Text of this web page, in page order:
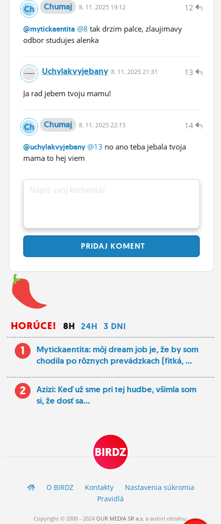
12
Chumaj 8. 11. 2025 19:12
@mytickaentita @8 tak drzim palce, zlaujimavy
odbor studujes alenka
13
Uchylakvyjebany 8. 11. 2025 21:31
Ja rad jebem tvoju mamu!
14
Chumaj 8. 11. 2025 22:15
@uchylakvyjebany @13 no ano teba jebala tvoja
mama to hej viem
Napíš svoj komentár
PRIDAJ KOMENT
HORÚCE! 8H 24H 3 DNI
1
Mytickaentita: môj dream job je, že by som
chodila po rôznych prevádzkach (fitká, ...
2
Azizi: Keď už sme pri tej hudbe, všimla som
si, že dosť sa...
BIRDZ
O BIRDZ Kontakty
Nastavenia súkromia
Pravidlá
Copyright © 2000 - 2024 OUR MEDIA SR a.s. a autori obsahu.